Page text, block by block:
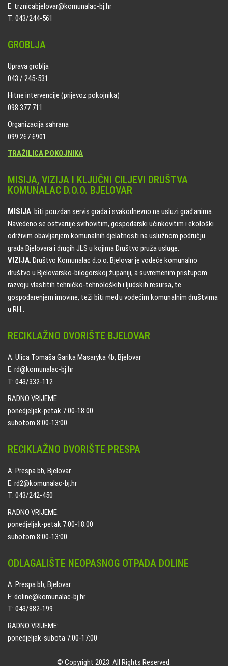
E: trznicabjelovar@komunalac-bj.hr
T: 043/244-561
GROBLJA
Uprava groblja
043 / 245-531
Hitne intervencije (prijevoz pokojnika)
098 377 711
Organizacija sahrana
099 267 6901
TRAŽILICA POKOJNIKA
MISIJA, VIZIJA I KLJUČNI CILJEVI DRUŠTVA
KOMUNALAC D.O.O. BJELOVAR
MISIJA: biti pouzdan servis grada i svakodnevno na usluzi građanima.
Navedeno se ostvaruje svrhovitim, gospodarski učinkovitim i ekološki
održivim obavljanjem komunalnih djelatnosti na uslužnom području
grada Bjelovara i drugih JLS u kojima Društvo pruža usluge.
VIZIJA: Društvo Komunalac d.o.o. Bjelovar je vodeće komunalno
društvo u Bjelovarsko-bilogorskoj županiji, a suvremenim pristupom
razvoju vlastitih tehničko-tehnoloških i ljudskih resursa, te
gospodarenjem imovine, teži biti među vodećim komunalnim društvima
u RH..
RECIKLAŽNO DVORIŠTE BJELOVAR
A: Ulica Tomaša Garika Masaryka 4b, Bjelovar
E: rd@komunalac-bj.hr
T: 043/332-112
RADNO VRIJEME:
ponedjeljak-petak 7:00-18:00
subotom 8:00-13:00
RECIKLAŽNO DVORIŠTE PRESPA
A: Prespa bb, Bjelovar
E: rd2@komunalac-bj.hr
T: 043/242-450
RADNO VRIJEME:
ponedjeljak-petak 7:00-18:00
subotom 8:00-13:00
ODLAGALIŠTE NEOPASNOG OTPADA DOLINE
A: Prespa bb, Bjelovar
E: doline@komunalac-bj.hr
T: 043/882-199
RADNO VRIJEME:
ponedjeljak-subota 7:00-17:00
© Copyright 2023. All Rights Reserved.